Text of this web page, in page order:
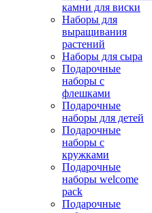
камни для виски
Наборы для
выращивания
растений
Наборы для сыра
Подарочные
наборы с
флешками
Подарочные
наборы для детей
Подарочные
наборы с
кружками
Подарочные
наборы welcome
pack
Подарочные